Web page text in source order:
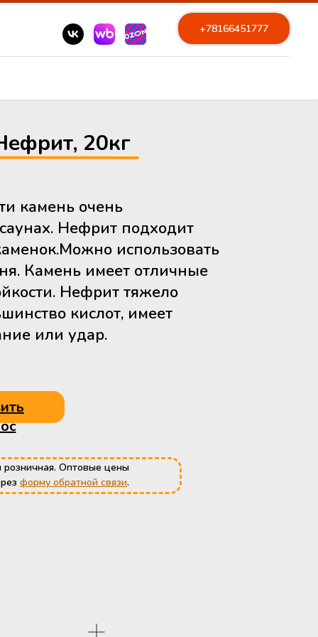
+78166451777
камень очень
Нефрит подходит
использовать
Камень имеет отличные
Нефрит тяжело
кислот, имеет
или удар.
20кг
Оптовые цены
форму обратной связи.